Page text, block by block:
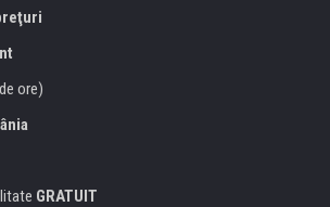
ore)
GRATUIT